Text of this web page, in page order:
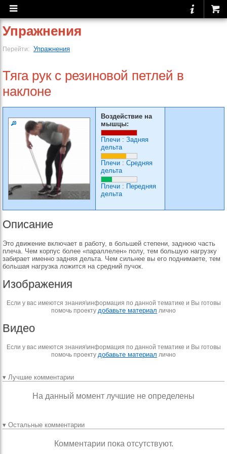
Упражнения
Перейти: Упражнения
Тяга рук с резиновой петлей в
наклоне
Воздействие на
мышцы:
Плечи : Задняя
дельта
Плечи : Средняя
дельта
Плечи : Передняя
дельта
Описание
Это движение включает в работу, в большей степени, заднюю часть
плеча. Чем корпус более «параллелен» полу, тем большую нагрузку
забирает именно задняя дельта. Чем сильнее вы его поднимаете, тем
большая нагрузка ложится на средний пучок.
Изображения
Если у вас имеются знания\информация по данной тематике и Вы готовы
помочь проекту добавьте материал лично
Видео
Если у вас имеются знания\информация по данной тематике и Вы готовы
помочь проекту добавьте материал лично
▾ Лучшие комментарии
На данный момент лучшие не определены
▾ Остальные комментарии
Комментарии пока отсутствуют.